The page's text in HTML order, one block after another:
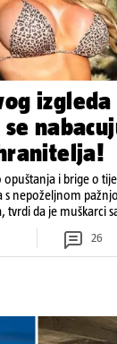
i brige o
s nepoželjnom
da je muškarci
26